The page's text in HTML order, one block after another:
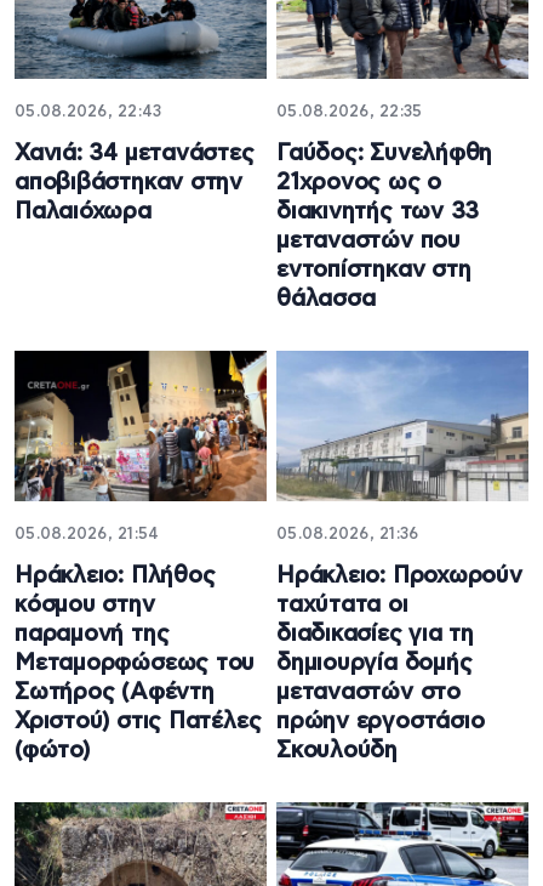
05.08.2026, 22:43
Χανιά: 34 μετανάστες
αποβιβάστηκαν στην
Παλαιόχωρα
05.08.2026, 22:35
Γαύδος: Συνελήφθη
21χρονος ως ο
διακινητής των 33
μεταναστών που
εντοπίστηκαν στη
θάλασσα
05.08.2026, 21:54
Ηράκλειο: Πλήθος
κόσμου στην
παραμονή της
Μεταμορφώσεως του
Σωτήρος (Αφέντη
Χριστού) στις Πατέλες
(φώτο)
05.08.2026, 21:36
Ηράκλειο: Προχωρούν
ταχύτατα οι
διαδικασίες για τη
δημιουργία δομής
μεταναστών στο
πρώην εργοστάσιο
Σκουλούδη